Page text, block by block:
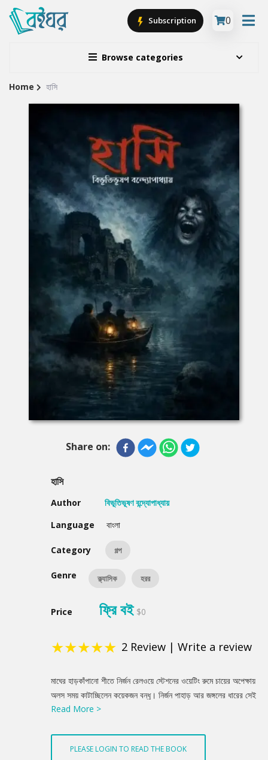
Browse categories
Subscription 0
Site
Home হাসি
Share on:
হাসি
Author
বিভূতিভূষণ বন্দ্যোপাধ্যায়
Language
বাংলা
Category গল্প
Genre ক্ল্যাসিক হরর
Price ফ্রি বই $0
★★★★★ 2 Review | Write a review
Product
Summery
মাঘের হাড়কাঁপানো শীতে নির্জন রেলওয়ে স্টেশনের ওয়েটিং রুমে চায়ের অপেক্ষায়
অলস সময় কাটাচ্ছিলেন কয়েকজন বন্ধু। নির্জন পাহাড় আর জঙ্গলের ধারের সেই
নিস্তব্ধ পরিবেশে হঠাৎ করেই শুরু হয় ভৌতিক সব অভিজ্ঞতার গল্প। সেই
যায় যখন তিনি শোনান তাঁর জীবনের এক হাড়হিম করা সত্য ঘটনা। বহু বছর
আগে সুন্দরবনের গভীর অরণ্যে নৌকায় রাত কাটানোর সময় এক অমানুষিক
Read More >
PLEASE LOGIN TO READ THE BOOK